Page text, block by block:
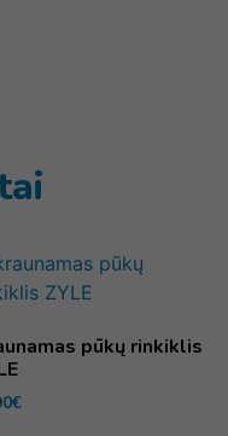
pūkų rinkiklis
€